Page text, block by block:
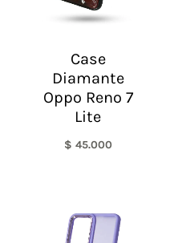
Case
Diamante
Oppo Reno 7
Lite
$ 45.000